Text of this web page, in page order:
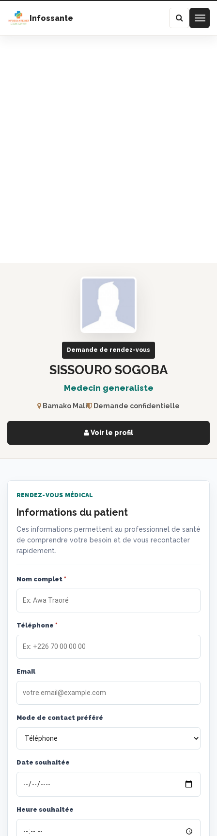
Infossante
Demande de rendez-vous
SISSOURO SOGOBA
Medecin generaliste
Bamako Mali Demande confidentielle
Voir le profil
RENDEZ-VOUS MÉDICAL
Informations du patient
Ces informations permettent au professionnel de santé
de comprendre votre besoin et de vous recontacter
rapidement.
Nom complet *
Téléphone *
Email
Mode de contact préféré
Date souhaitée
Heure souhaitée